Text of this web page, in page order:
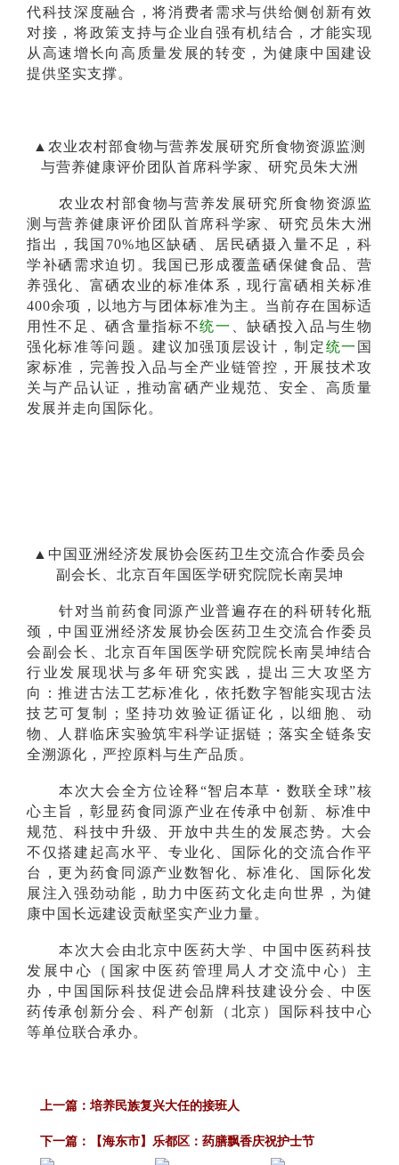
代科技深度融合，将消费者需求与供给侧创新有效
对接，将政策支持与企业自强有机结合，才能实现
从高速增长向高质量发展的转变，为健康中国建设
提供坚实支撑。
▲农业农村部食物与营养发展研究所食物资源监测
与营养健康评价团队首席科学家、研究员朱大洲
农业农村部食物与营养发展研究所食物资源监
测与营养健康评价团队首席科学家、研究员朱大洲
指出，我国70%地区缺硒、居民硒摄入量不足，科
学补硒需求迫切。我国已形成覆盖硒保健食品、营
养强化、富硒农业的标准体系，现行富硒相关标准
400余项，以地方与团体标准为主。当前存在国标适
用性不足、硒含量指标不统一
、缺硒投入品与生物
强化标准等问题。建议加强顶层设计，制定统一 国
家标准，完善投入品与全产业链管控，开展技术攻
关与产品认证，推动富硒产业规范、安全、高质量
发展并走向国际化。
▲中国亚洲经济发展协会医药卫生交流合作委员会
副会长、北京百年国医学研究院院长南昊坤
针对当前药食同源产业普遍存在的科研转化瓶
颈，中国亚洲经济发展协会医药卫生交流合作委员
会副会长、北京百年国医学研究院院长南昊坤结合
行业发展现状与多年研究实践，提出三大攻坚方
向：推进古法工艺标准化，依托数字智能实现古法
技艺可复制；坚持功效验证循证化，以细胞、动
物、人群临床实验筑牢科学证据链；落实全链条安
全溯源化，严控原料与生产品质。
本次大会全方位诠释“智启本草・数联全球”核
心主旨，彰显药食同源产业在传承中创新、标准中
规范、科技中升级、开放中共生的发展态势。大会
不仅搭建起高水平、专业化、国际化的交流合作平
台，更为药食同源产业数智化、标准化、国际化发
展注入强劲动能，助力中医药文化走向世界，为健
康中国长远建设贡献坚实产业力量。
本次大会由北京中医药大学、中国中医药科技
发展中心（国家中医药管理局人才交流中心）主
办，中国国际科技促进会品牌科技建设分会、中医
药传承创新分会、科产创新（北京）国际科技中心
等单位联合承办。
上一篇：培养民族复兴大任的接班人
下一篇：
【海东市】乐都区：药膳飘香庆祝护士节